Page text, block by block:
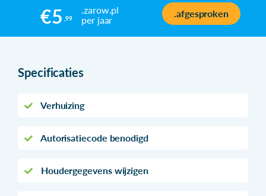
€5 ,99
.zarow.pl
per jaar
.afgesproken
Specificaties
Verhuizing
Autorisatiecode benodigd
Houdergegevens wijzigen